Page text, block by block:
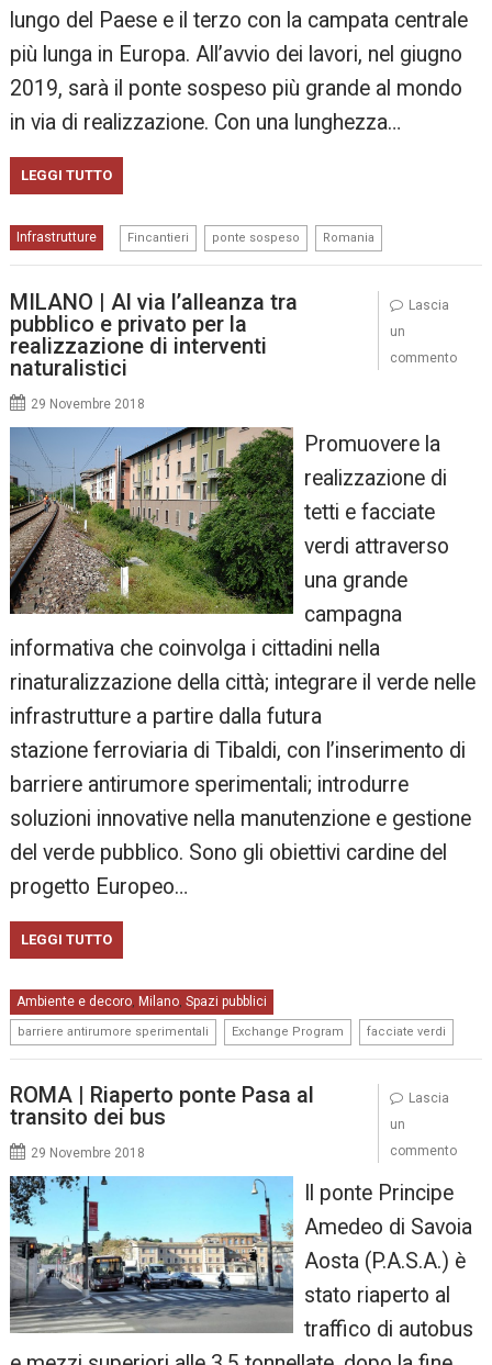
lungo del Paese e il terzo con la campata centrale
più lunga in Europa. All’avvio dei lavori, nel giugno
2019, sarà il ponte sospeso più grande al mondo
in via di realizzazione. Con una lunghezza…
LEGGI TUTTO
Infrastrutture Fincantieri ponte sospeso Romania
MILANO | Al via l’alleanza tra
pubblico e privato per la
realizzazione di interventi
naturalistici
29 Novembre 2018
Promuovere la
realizzazione di
tetti e facciate
verdi attraverso
una grande
campagna
informativa che coinvolga i cittadini nella
rinaturalizzazione della città; integrare il verde nelle
infrastrutture a partire dalla futura
stazione ferroviaria di Tibaldi, con l’inserimento di
barriere antirumore sperimentali; introdurre
soluzioni innovative nella manutenzione e gestione
del verde pubblico. Sono gli obiettivi cardine del
progetto Europeo…
LEGGI TUTTO
Ambiente e decoro, Milano,Spazi pubblici
barriere antirumore sperimentali Exchange Program facciate verdi
Lascia
un
commento
ROMA | Riaperto ponte Pasa al
transito dei bus
29 Novembre 2018
Il ponte Principe
Amedeo di Savoia
Aosta (P.A.S.A.) è
stato riaperto al
traffico di autobus
Lascia
un
commento